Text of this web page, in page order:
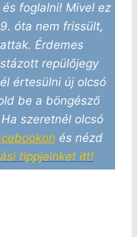
foglalni! Mivel ez
óta nem frissült,
Érdemes
repülőjegy
értesülni új olcsó
be a böngésző
szeretnél olcsó
és nézd
tippjeinket itt!